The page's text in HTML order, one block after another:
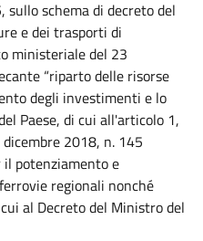
sullo schema di decreto del
e dei trasporti di
ministeriale del 23
“riparto delle risorse
degli investimenti e lo
Paese, di cui all'articolo 1,
2018, n. 145
potenziamento e
regionali nonché
al Decreto del Ministro del